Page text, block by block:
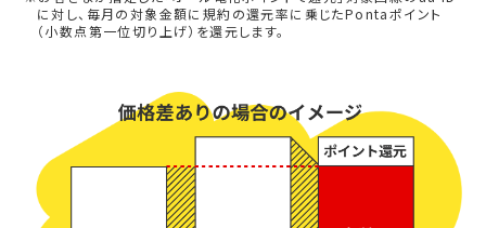
に対し、毎月の対象金額に規約の還元率に乗じたPontaポイント
（小数点第一位切り上げ）を還元します。